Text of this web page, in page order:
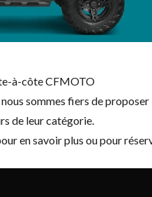
à-côte CFMOTO
nous sommes fiers de
de leur catégorie.
en savoir plus ou pour